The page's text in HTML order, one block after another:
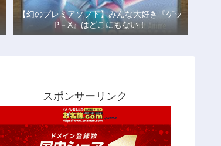
【幻のプレミアソフト】みんな大好き『ゲッ
P－X』はどこにもない！
スポンサーリンク